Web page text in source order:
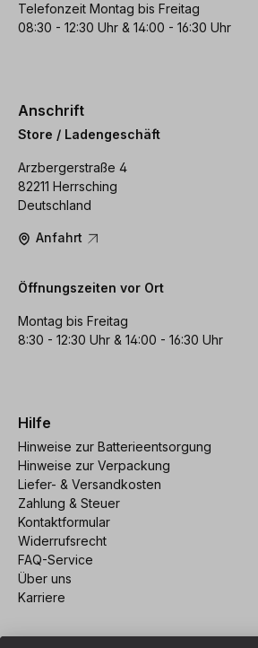
Telefonzeit Montag bis Freitag
08:30 - 12:30 Uhr & 14:00 - 16:30 Uhr
Anschrift
Store / Ladengeschäft
Arzbergerstraße 4
82211 Herrsching
Deutschland
Anfahrt
Öffnungszeiten vor Ort
Montag bis Freitag
8:30 - 12:30 Uhr & 14:00 - 16:30 Uhr
Hilfe
Hinweise zur Batterieentsorgung
Hinweise zur Verpackung
Liefer- & Versandkosten
Zahlung & Steuer
Kontaktformular
Widerrufsrecht
FAQ-Service
Über uns
Karriere